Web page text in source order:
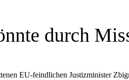
durch
EU-feindlichen Justizminister